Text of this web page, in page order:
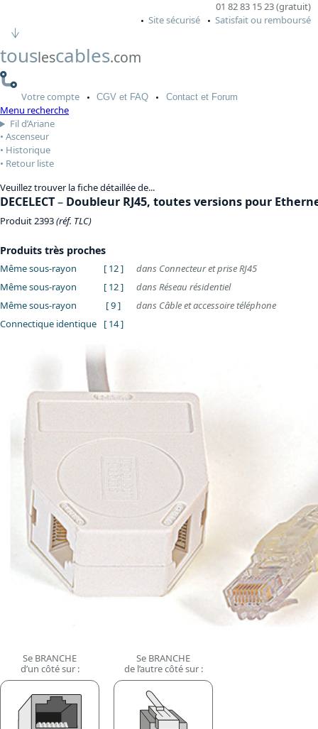
01 82 83 15 23 (gratuit)
Site sécurisé
Satisfait ou remboursé
touslescables.com
Votrecompte CGV et FAQ Contactet Forum
Menu recherche
Fil d’Ariane
Ascenseur
Historique
Retour liste
Veuillez trouver la fiche détaillée de...
DECELECT– Doubleur RJ45, toutes versions pour
Produit 2393(réf. TLC)
Produits très proches
Même sous-rayon [ 12 ]
dans Connecteur et prise RJ45
Même sous-rayon
[ 12 ]
dans Réseau résidentiel
Même sous-rayon
[ 9 ]
dans Câble et accessoire téléphone
Connectique identique
[ 14 ]
Se BRANCHE
d’un côté sur :
Se BRANCHE
de l’autre côté sur :